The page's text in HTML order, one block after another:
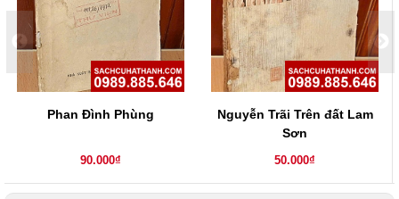
Phan Đình Phùng
90.000₫
Nguyễn Trãi Trên đất Lam
Sơn
50.000₫